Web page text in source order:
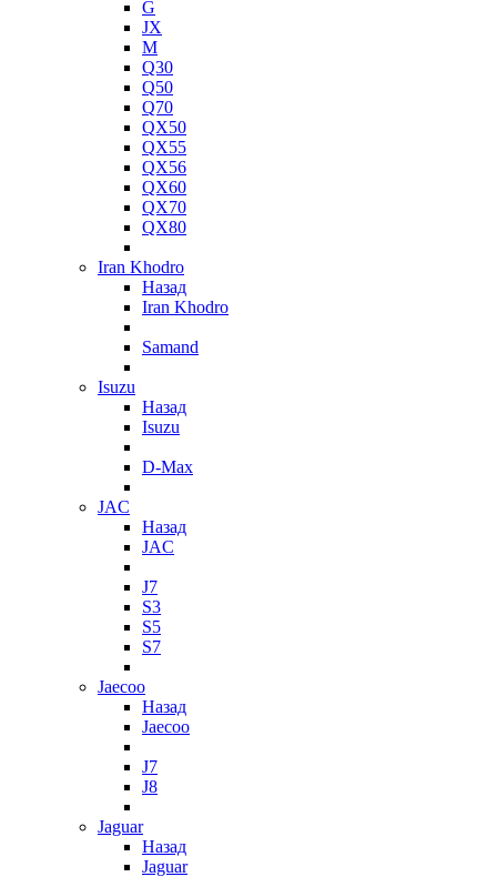
G
JX
M
Q30
Q50
Q70
QX50
QX55
QX56
QX60
QX70
QX80
Iran Khodro
Назад
Iran Khodro
Samand
Isuzu
Назад
Isuzu
D-Max
JAC
Назад
JAC
J7
S3
S5
S7
Jaecoo
Назад
Jaecoo
J7
J8
Jaguar
Назад
Jaguar